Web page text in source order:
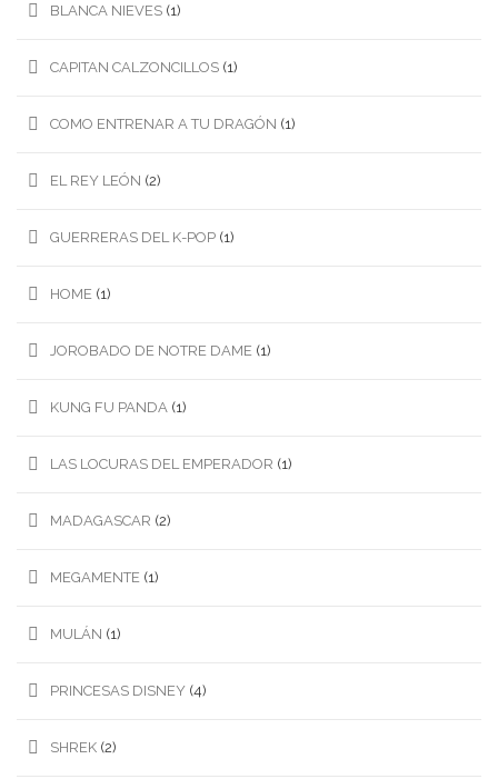
BLANCA NIEVES (1)
CAPITAN CALZONCILLOS (1)
COMO ENTRENAR A TU DRAGÓN (1)
EL REY LEÓN (2)
GUERRERAS DEL K-POP (1)
HOME (1)
JOROBADO DE NOTRE DAME (1)
KUNG FU PANDA (1)
LAS LOCURAS DEL EMPERADOR (1)
MADAGASCAR (2)
MEGAMENTE (1)
MULÁN (1)
PRINCESAS DISNEY (4)
SHREK (2)